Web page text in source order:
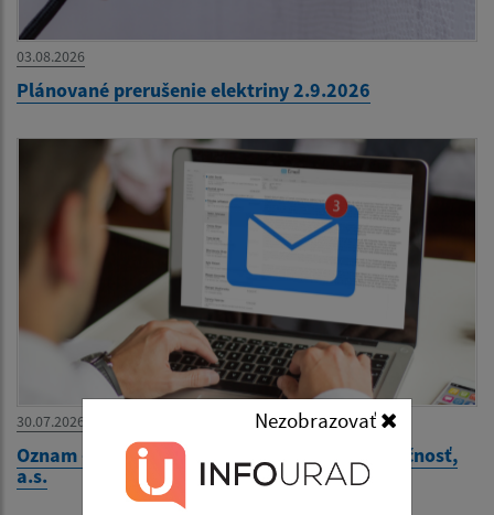
Nezobrazovať
03.08.2026
Plánované prerušenie elektriny 2.9.2026
30.07.2026
Oznam - Západoslovenská vodárenská spoločnosť,
a.s.